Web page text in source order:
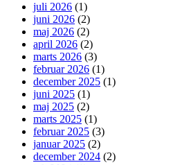
juli 2026 (1)
juni 2026 (2)
maj 2026 (2)
april 2026 (2)
marts 2026 (3)
februar 2026 (1)
december 2025 (1)
juni 2025 (1)
maj 2025 (2)
marts 2025 (1)
februar 2025 (3)
januar 2025 (2)
december 2024 (2)